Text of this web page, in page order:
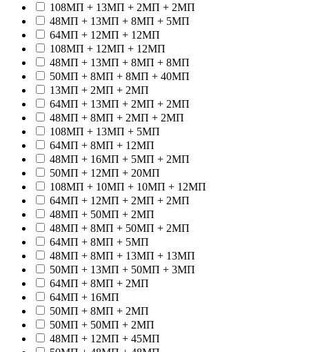
108МП + 13МП + 2МП + 2МП
48МП + 13МП + 8МП + 5МП
64МП + 12МП + 12МП
108МП + 12МП + 12МП
48МП + 13МП + 8МП + 8МП
50МП + 8МП + 8МП + 40МП
13МП + 2МП + 2МП
64МП + 13МП + 2МП + 2МП
48МП + 8МП + 2МП + 2МП
108МП + 13МП + 5МП
64МП + 8МП + 12МП
48МП + 16МП + 5МП + 2МП
50МП + 12МП + 20МП
108МП + 10МП + 10МП + 12МП
64МП + 12МП + 2МП + 2МП
48МП + 50МП + 2МП
48МП + 8МП + 50МП + 2МП
64МП + 8МП + 5МП
48МП + 8МП + 13МП + 13МП
50МП + 13МП + 50МП + 3МП
64МП + 8МП + 2МП
64МП + 16МП
50МП + 8МП + 2МП
50МП + 50МП + 2МП
48МП + 12МП + 45МП